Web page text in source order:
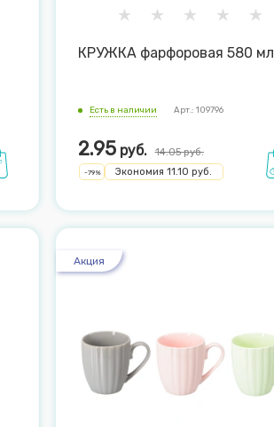
КРУЖКА фарфоровая 580 мл
Есть в наличии Арт.: 109796
2.95руб. 14.05руб.
-79% Экономия 11.10 руб.
Акция